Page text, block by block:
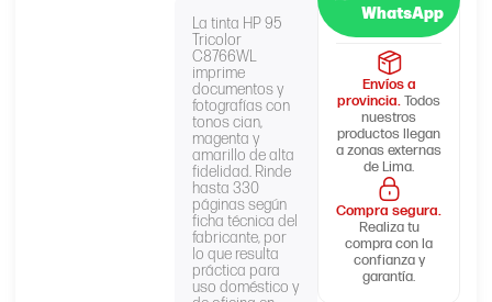
La tinta HP 95
Tricolor
C8766WL
imprime
documentos y
fotografías con
tonos cian,
magenta y
amarillo de alta
fidelidad. Rinde
hasta 330
páginas según
ficha técnica del
fabricante, por
lo que resulta
práctica para
uso doméstico y
WhatsApp
Envíos a
provincia.Todos
nuestros
productos llegan
a zonas externas
de Lima.
Compra segura.
Realiza tu
compra con la
confianza y
garantía.